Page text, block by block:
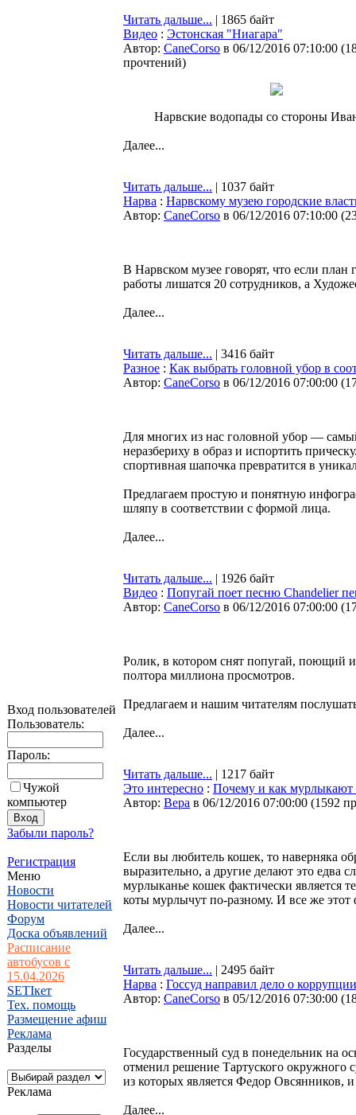
Вход пользователей
Пользователь:
Пароль:
Чужой
компьютер
Забыли пароль?
Регистрация
Меню
Новости
Новости читателей
Форум
Доска объявлений
Расписание
автобусов с
15.04.2026
SETIкет
Тех. помощь
Размещение афиш
Реклама
Разделы
Реклама
Читать дальше... | 1865 байт
Видео : Эстонская "Ниагара"
Автор: CaneCorso в 06/12/2016 07:10:00 (
прочтений)
Нарвские водопады со стороны
Далее...
Читать дальше... | 1037 байт
Нарва : Нарвскому музею городские
Автор: CaneCorso в 06/12/2016 07:10:00 (
В Нарвском музее говорят, что если
работы лишатся 20 сотрудников, а
Далее...
Читать дальше... | 3416 байт
Разное : Как выбрать головной убор в
Автор: CaneCorso в 06/12/2016 07:00:00 (
Для многих из нас головной убор —
неразбериху в образ и испортить
спортивная шапочка превратится в
Предлагаем простую и понятную
шляпу в соответствии с формой лица.
Далее...
Читать дальше... | 1926 байт
Видео : Попугай поет песню Chandelier
Автор: CaneCorso в 06/12/2016 07:00:00 (
Ролик, в котором снят попугай, поющий
полтора миллиона просмотров.
Предлагаем и нашим читателям
Далее...
Читать дальше... | 1217 байт
Это интересно : Почему и как мурлыкают
Автор: Bepa в 06/12/2016 07:00:00 (1592
Если вы любитель кошек, то наверняка
выразительно, а другие делают это
мурлыканье кошек фактически является
коты мурлычут по-разному. И все же
Далее...
Читать дальше... | 2495 байт
Нарва : Госсуд направил дело о
Автор: CaneCorso в 05/12/2016 07:30:00 (
Государственный суд в понедельник на
отменил решение Тартуского окружного
из которых является Федор Овсянников,
Далее...